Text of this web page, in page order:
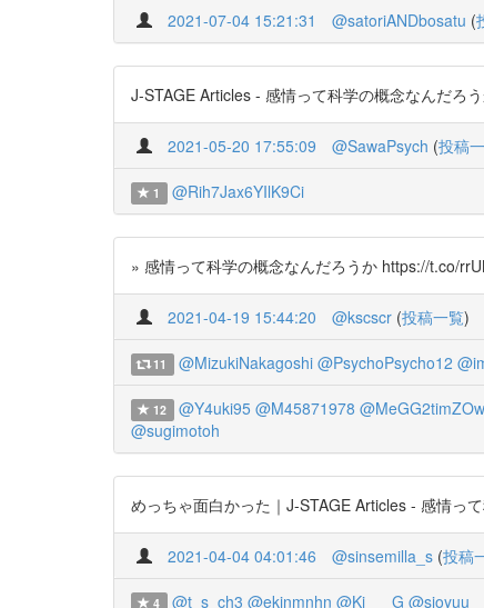
2021-07-04 15:21:31 @satoriANDbosatu (
J-STAGE Articles - 感情って科学の概念なんだろ
2021-05-20 17:55:09 @SawaPsych (投稿
1 @Rih7Jax6YIlK9Ci
» 感情って科学の概念なんだろうか https://t.co/
2021-04-19 15:44:20 @kscscr (投稿一覧)
11 @MizukiNakagoshi @PsychoPsycho12
12 @Y4uki95 @M45871978
@sugimotoh
めっちゃ面白かった｜J-STAGE Articles - 感情っ
2021-04-04 04:01:46 @sinsemilla_s (投稿
4 @t_s_ch3 @ekinmnhn @Ki___G @sioyuu